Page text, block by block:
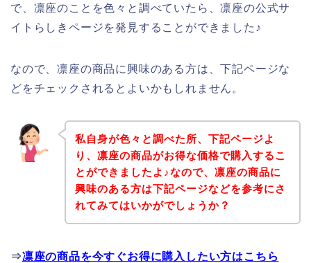
で、凛座のことを色々と調べていたら、凛座の公式サ
イトらしきページを発見することができました♪
なので、凛座の商品に興味のある方は、下記ページな
どをチェックされるとよいかもしれません。
私自身が色々と調べた所、下記ページよ
り、凛座の商品がお得な価格で購入するこ
とができましたよ♪なので、凛座の商品に
興味のある方は下記ページなどを参考にさ
れてみてはいかがでしょうか？
⇒凛座の商品を今すぐお得に購入したい方はこちら